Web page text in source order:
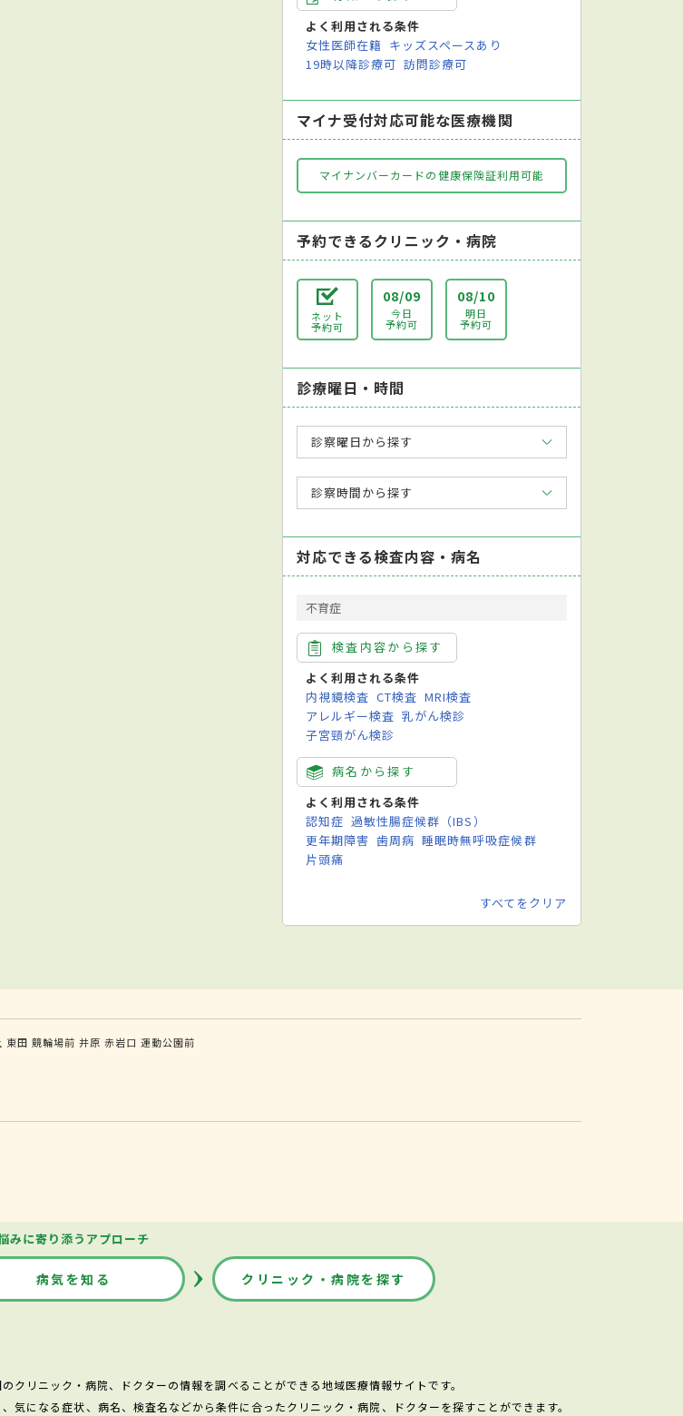
よく利用される条件
女性医師在籍 キッズスペースあり
19時以降診療可 訪問診療可
マイナ受付対応可能な医療機関
マイナンバーカードの健康保険証利用可能
予約できるクリニック・病院
ネット
予約可
08/09
今日
予約可
08/10
明日
予約可
診療曜日・時間
診察曜日から探す
診察時間から探す
対応できる検査内容・病名
不育症
検査内容から探す
よく利用される条件
内視鏡検査 CT検査 MRI検査
アレルギー検査 乳がん検診
子宮頸がん検診
病名から探す
よく利用される条件
認知症 過敏性腸症候群（IBS）
更年期障害 歯周病 睡眠時無呼吸症候群
片頭痛
すべてをクリア
東田 競輪場前 井原 赤岩口 運動公園前
みに寄り添うアプローチ
病気を知る クリニック・病院を探す
クリニック・病院、ドクターの情報を調べることができる地域医療情報サイトです。
になる症状、病名、検査名などから条件に合ったクリニック・病院、ドクターを探すことができます。